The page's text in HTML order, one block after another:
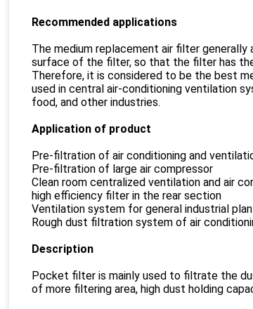
Recommended applications
The medium replacement air filter
surface of the filter, so that the filter has
Therefore, it is considered to be the best
used in central air-conditioning ventilation
food, and other industries.
Application of product
Pre-filtration of air conditioning and
Pre-filtration of large air compressor
Clean room centralized ventilation and air
high efficiency filter in the rear section
Ventilation system for general industrial
Rough dust filtration system of air
Description
Pocket filter is mainly used to filtrate the
of more filtering area, high dust holding